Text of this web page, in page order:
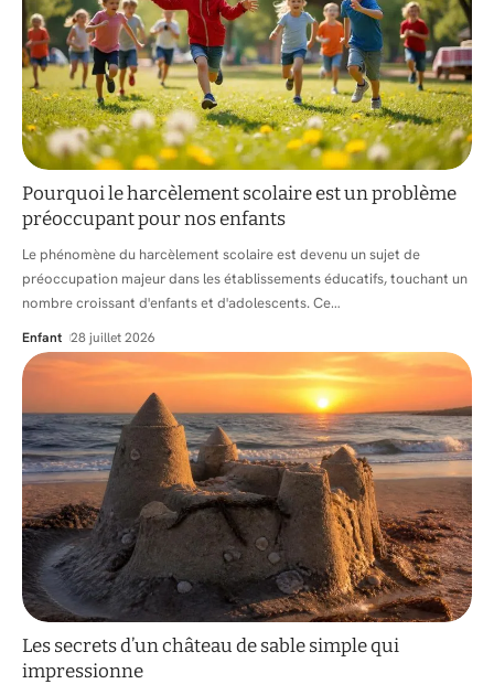
Pourquoi le harcèlement scolaire est un problème
préoccupant pour nos enfants
Le phénomène du harcèlement scolaire est devenu un sujet de
préoccupation majeur dans les établissements éducatifs, touchant un
nombre croissant d'enfants et d'adolescents. Ce…
Enfant 28 juillet 2026
Les secrets d’un château de sable simple qui
impressionne